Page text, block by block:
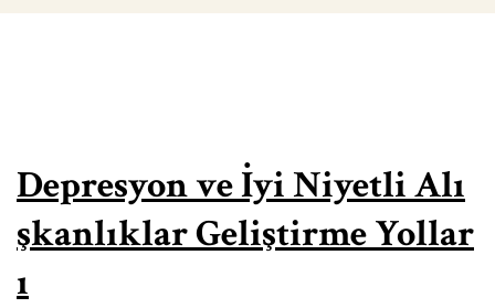
Depresyon ve İyi Niyetli Alı
şkanlıklar Geliştirme Yollar
ı